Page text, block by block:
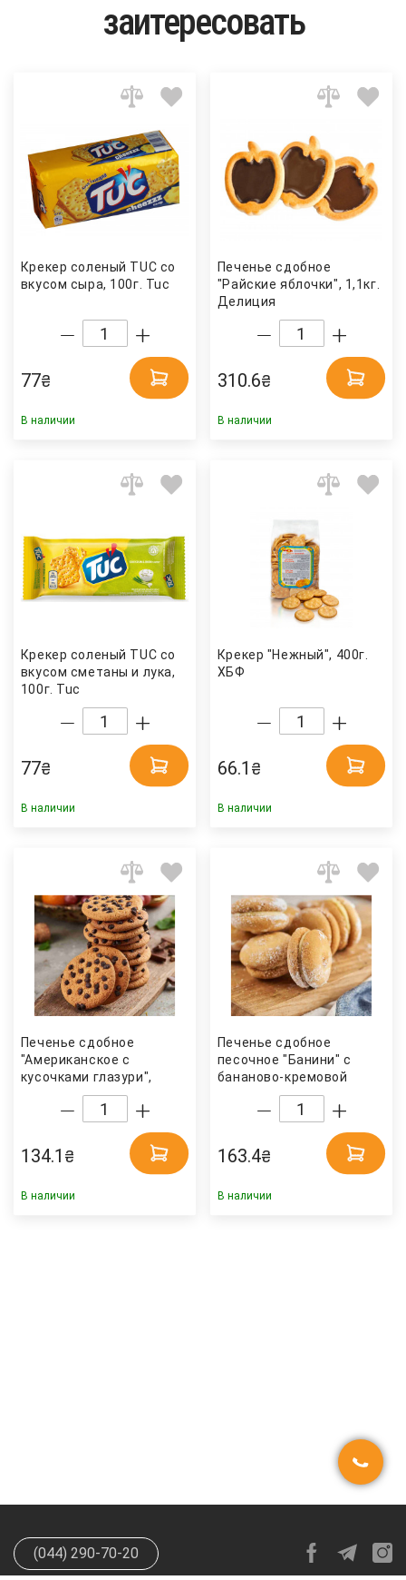
заитересовать
Крекер соленый TUC со
вкусом сыра, 100г. Tuc
77₴
В наличии
Печенье сдобное
"Райские яблочки", 1,1кг.
Делиция
310.6₴
В наличии
Крекер соленый TUC со
вкусом сметаны и лука,
100г. Tuc
77₴
В наличии
Крекер "Нежный", 400г.
ХБФ
66.1 ₴
В наличии
Печенье сдобное
"Американское с
кусочками глазури",
0,4кг. Biscotti
134.1 ₴
В наличии
Печенье сдобное
песочное "Банини" с
бананово-кремовой
начинкой, 0,5кг. Biscotti
163.4₴
В наличии
(044) 290-70-20